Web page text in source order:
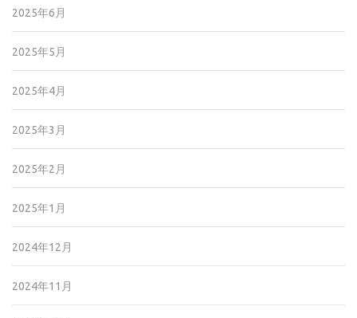
2025年6月
2025年5月
2025年4月
2025年3月
2025年2月
2025年1月
2024年12月
2024年11月